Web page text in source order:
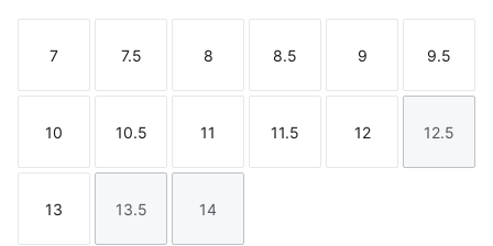
Taille
7
Taille
7.5
Taille
8
Taille
8.5
Taille
9
Taille
9.5
Taille
10
Taille
10.5
Taille
11
Taille
11.5
Taille
12
Taille
12.5
Taille
13
Taille
13.5
Taille
14